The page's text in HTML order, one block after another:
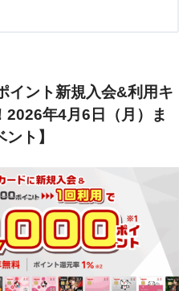
イント新規入会&利用キ
2026年4月6日（月）ま
ト】